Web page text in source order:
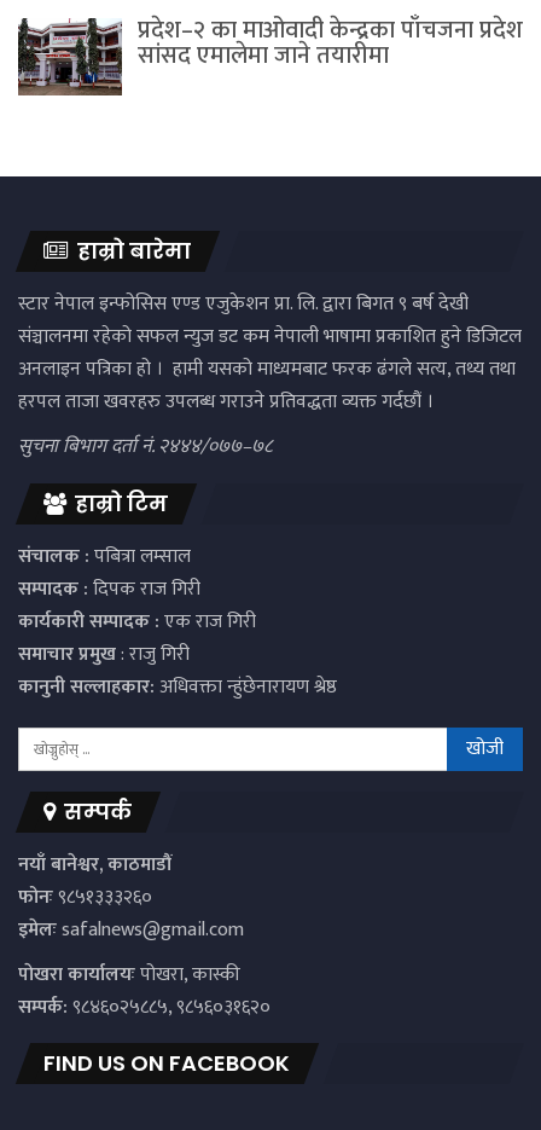
प्रदेश–२ का माओवादी केन्द्रका पाँचजना प्रदेश
सांसद एमालेमा जाने तयारीमा
हाम्रो बारेमा
स्टार नेपाल इन्फोसिस एण्ड एजुकेशन प्रा. लि. द्वारा बिगत ९ बर्ष देखी
संञ्चालनमा रहेको सफल न्युज डट कम नेपाली भाषामा प्रकाशित हुने डिजिटल
अनलाइन पत्रिका हो । हामी यसको माध्यमबाट फरक ढंगले सत्य, तथ्य तथा
हरपल ताजा खवरहरु उपलब्ध गराउने प्रतिवद्धता व्यक्त गर्दछौं ।
सुचना बिभाग दर्ता नं. २४४४/०७७–७८
हाम्रो टिम
संचालक :पबित्रा लम्साल
सम्पादक :दिपक राज गिरी
कार्यकारी सम्पादक :एक राज गिरी
समाचार प्रमुख: राजु गिरी
कानुनी सल्लाहकार:अधिवक्ता न्हुंछेनारायण श्रेष्ठ
सम्पर्क
नयाँ बानेश्वर, काठमाडौं
फोनः९८५१३३३२६०
इमेलःsafalnews@gmail.com
पाेखरा कार्यालयःपोखरा, कास्की
सम्पर्क:९८४६०२५८८५, ९८५६०३१६२०
FIND US ON FACEBOOK